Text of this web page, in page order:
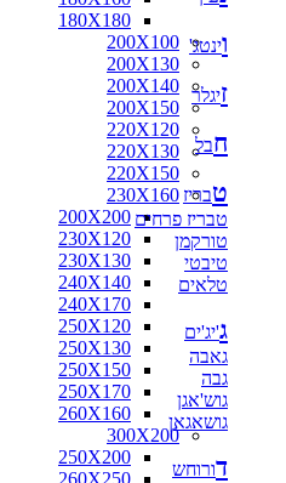
180X180
200X100
200X130
200X140
200X150
220X120
220X130
220X150
230X160
200X200
230X120
230X130
240X140
240X170
250X120
250X130
250X150
250X170
260X160
300X200
250X200
וינטג'
זיגלר
חבל
טבריז
טבריז פרחים
טורקמן
טיבטי
טלאים
ג'יג'ים
גאבה
גבה
גוש'אגן
גושאגאן
דורוחש